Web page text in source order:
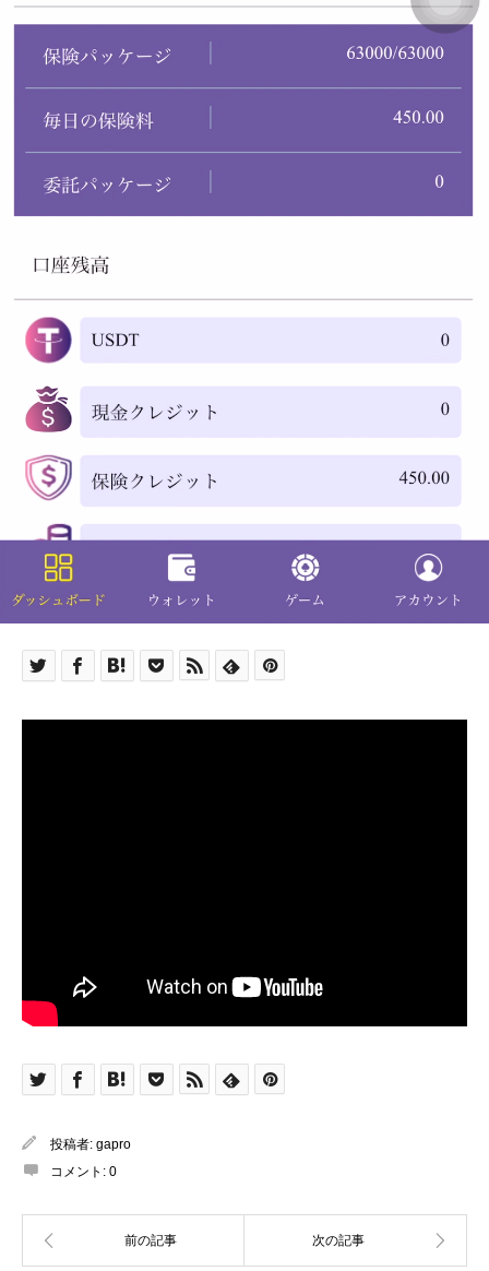
投稿者: gapro
コメント: 0